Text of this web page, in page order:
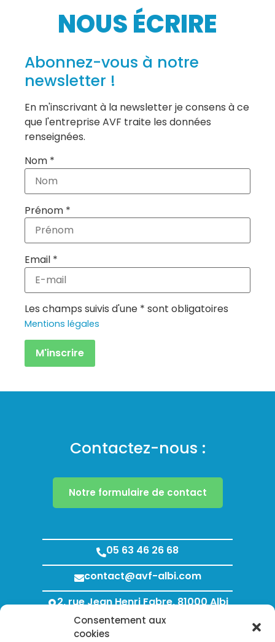
Consentement aux
cookies
NOUS ÉCRIRE
Abonnez-vous à notre
newsletter !
En m'inscrivant à la newsletter je consens à ce
que l'entreprise AVF traite les données
renseignées.
Nom *
Prénom *
Email *
Les champs suivis d'une * sont obligatoires
Mentions légales
Contactez-nous :
Notre formulaire de contact
05 63 46 26 68
contact@avf-albi.com
2, rue Jean Henri Fabre, 81000 Albi
Lundi au Jeudi : 8h00 - 12h00 / 13h30 - 18h00